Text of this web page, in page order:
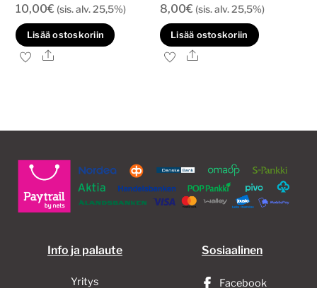
10,00€ (sis. alv. 25,5%)
Lisää ostoskoriin
Ale
8,00€ (sis. alv. 25,5%)
Lisää ostoskoriin
Ale
Info ja palaute
Yritys
Sosiaalinen
Facebook